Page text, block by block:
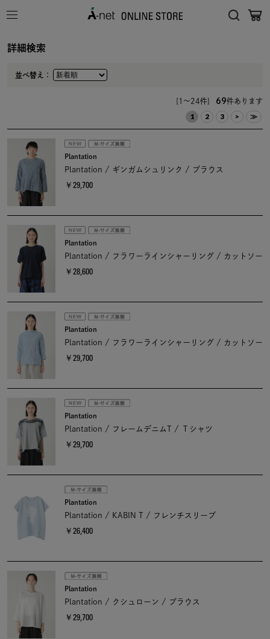
詳細検索
並べ替え：
[1～24件] 69件あります
1 2 3 > ≫
Plantation
Plantation / ギンガムシュリンク / ブラウス
￥29,700
Plantation
Plantation / フラワーラインシャーリング / カットソー
￥28,600
Plantation
Plantation / フラワーラインシャーリング / カットソー
￥29,700
Plantation
Plantation / フレームデニムT / Ｔシャツ
￥29,700
Plantation
Plantation / KABIN T / フレンチスリーブ
￥26,400
Plantation
Plantation / クシュローン / ブラウス
￥29,700